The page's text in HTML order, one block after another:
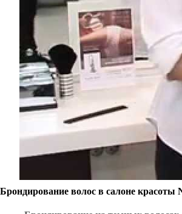
Брондирование волос в салоне красоты